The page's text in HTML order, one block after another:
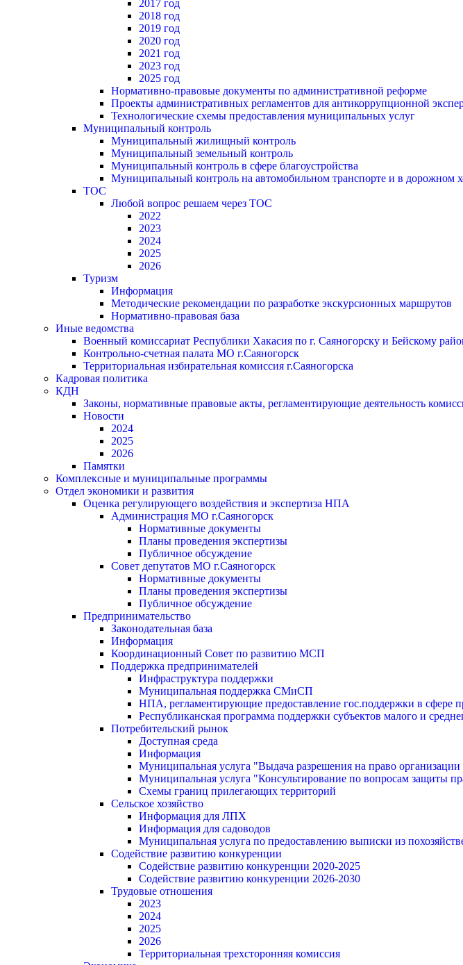
2017 год
2018 год
2019 год
2020 год
2021 год
2023 год
2025 год
Нормативно-правовые документы по административной реформе
Проекты административных регламентов для антикоррупционной
Технологические схемы предоставления муниципальных услуг
Муниципальный контроль
Муниципальный жилищный контроль
Муниципальный земельный контроль
Муниципальный контроль в сфере благоустройства
Муниципальный контроль на автомобильном транспорте и в дорожном
ТОС
Любой вопрос решаем через ТОС
2022
2023
2024
2025
2026
Туризм
Информация
Методические рекомендации по разработке экскурсионных маршрутов
Нормативно-правовая база
Иные ведомства
Военный комиссариат Республики Хакасия по г. Саяногорску и Бейскому
Контрольно-счетная палата МО г.Саяногорск
Территориальная избирательная комиссия г.Саяногорска
Кадровая политика
КДН
Законы, нормативные правовые акты, регламентирующие деятельность
Новости
2024
2025
2026
Памятки
Комплексные и муниципальные программы
Отдел экономики и развития
Оценка регулирующего воздействия и экспертиза НПА
Администрация МО г.Саяногорск
Нормативные документы
Планы проведения экспертизы
Публичное обсуждение
Совет депутатов МО г.Саяногорск
Нормативные документы
Планы проведения экспертизы
Публичное обсуждение
Предпринимательство
Законодательная база
Информация
Координационный Совет по развитию МСП
Поддержка предпринимателей
Инфраструктура поддержки
Муниципальная поддержка СМиСП
НПА, регламентирующие предоставление гос.поддержки в сфере
Республиканская программа поддержки субъектов малого и
Потребительский рынок
Доступная среда
Информация
Муниципальная услуга "Выдача разрешения на право
Муниципальная услуга "Консультирование по вопросам защиты
Схемы границ прилегающих территорий
Сельское хозяйство
Информация для ЛПХ
Информация для садоводов
Муниципальная услуга по предоставлению выписки из
Содействие развитию конкуренции
Содействие развитию конкуренции 2020-2025
Содействие развитию конкуренции 2026-2030
Трудовые отношения
2023
2024
2025
2026
Территориальная трехсторонняя комиссия